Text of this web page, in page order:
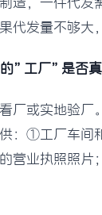
代发量不够大
”工厂”是否真
厂或实地验厂
：①工厂车间
营业执照照片